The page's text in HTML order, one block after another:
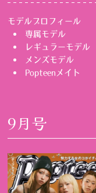
モデルプロフィール
専属モデル
レギュラーモデル
メンズモデル
Popteenメイト
9月号